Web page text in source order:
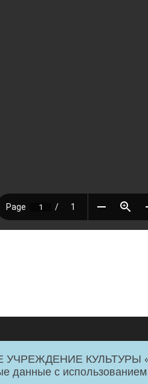
УЧРЕЖДЕНИЕ
данные с использованием